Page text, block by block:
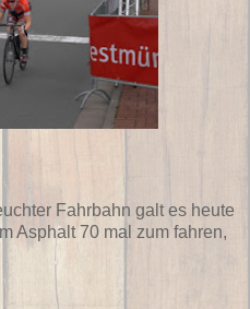
Fahrbahn galt es heute
Asphalt 70 mal zum fahren,